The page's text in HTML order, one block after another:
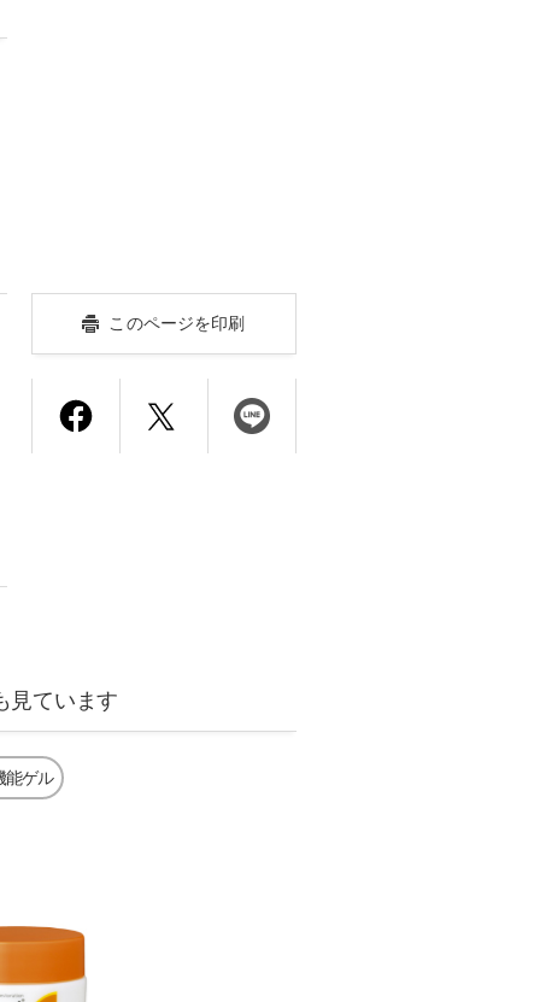
このページを印刷
見ています
能ゲル